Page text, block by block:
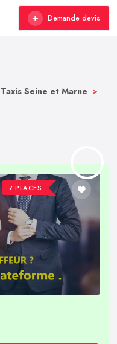
Demande devis
Taxis Seine et Marne >
7 PLACES